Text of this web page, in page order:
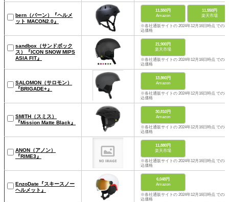
bern（バーン）『ヘルメ
ット MACON2.0』
11,550円
Amazon
11,550円
楽天市場
※各社通販サイトの 2024年12月16日時点 での税
込価格
sandbox（サンドボック
ス）『ICON SNOW MIPS
ASIA FIT』
21,900円
楽天市場
※各社通販サイトの 2024年12月16日時点 での税
込価格
SALOMON（サロモン）
『BRIGADE+』
13,860円
Amazon
※各社通販サイトの 2024年12月16日時点 での税
込価格
SMITH（スミス）
『Mission Matte Black』
30,810円
Amazon
※各社通販サイトの 2024年12月16日時点 での税
込価格
ANON（アノン）
『RIME3』
11,880円
楽天市場
※各社通販サイトの 2024年12月16日時点 での税
込価格
EnzoDate『スキースノー
ヘルメット』
6,048円
Amazon
※各社通販サイトの 2024年12月16日時点 での税
込価格